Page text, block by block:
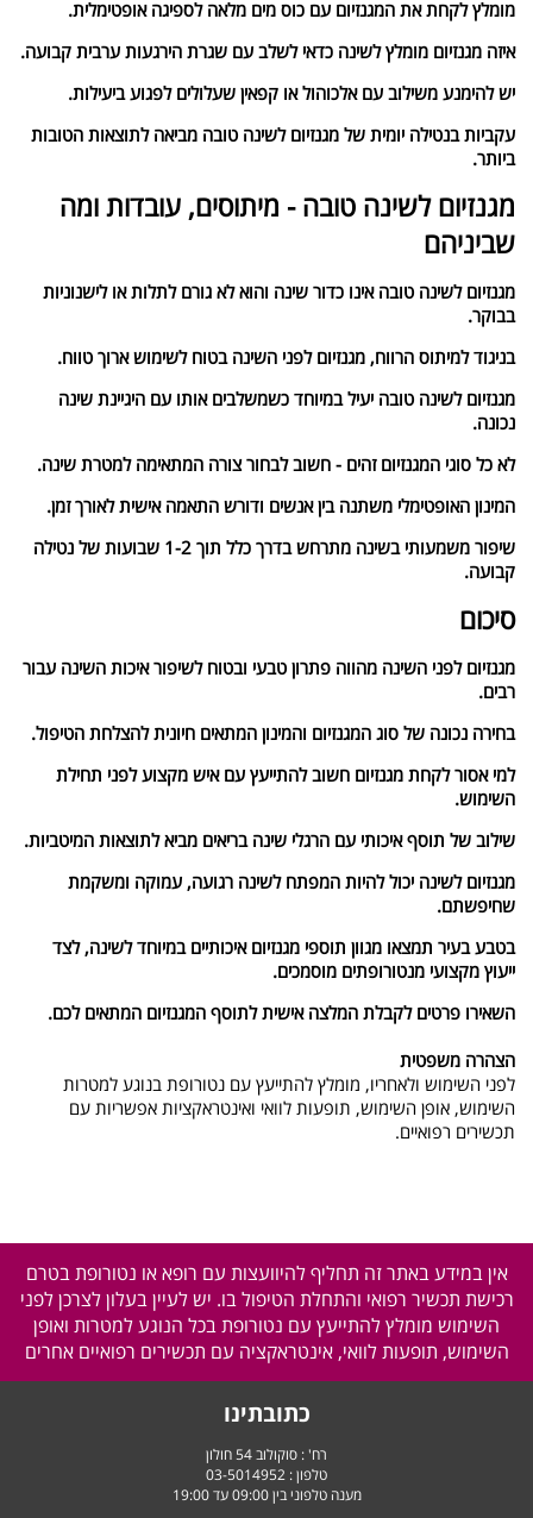
מומלץ לקחת את המגנזיום עם כוס מים מלאה לספיגה אופטימלית.
איזה מגנזיום מומלץ לשינה כדאי לשלב עם שגרת הירגעות ערבית קבועה.
יש להימנע משילוב עם אלכוהול או קפאין שעלולים לפגוע ביעילות.
עקביות בנטילה יומית של מגנזיום לשינה טובה מביאה לתוצאות הטובות
ביותר.
מגנזיום לשינה טובה - מיתוסים, עובדות ומה
שביניהם
מגנזיום לשינה טובה אינו כדור שינה והוא לא גורם לתלות או לישנוניות
בבוקר.
בניגוד למיתוס הרווח, מגנזיום לפני השינה בטוח לשימוש ארוך טווח.
מגנזיום לשינה טובה יעיל במיוחד כשמשלבים אותו עם היגיינת שינה
נכונה.
לא כל סוגי המגנזיום זהים - חשוב לבחור צורה המתאימה למטרת שינה.
המינון האופטימלי משתנה בין אנשים ודורש התאמה אישית לאורך זמן.
שיפור משמעותי בשינה מתרחש בדרך כלל תוך 1-2 שבועות של נטילה
קבועה.
סיכום
מגנזיום לפני השינה מהווה פתרון טבעי ובטוח לשיפור איכות השינה עבור
רבים.
בחירה נכונה של סוג המגנזיום והמינון המתאים חיונית להצלחת הטיפול.
למי אסור לקחת מגנזיום חשוב להתייעץ עם איש מקצוע לפני תחילת
השימוש.
שילוב של תוסף איכותי עם הרגלי שינה בריאים מביא לתוצאות המיטביות.
מגנזיום לשינה יכול להיות המפתח לשינה רגועה, עמוקה ומשקמת
שחיפשתם.
בטבע בעיר תמצאו מגוון תוספי מגנזיום איכותיים במיוחד לשינה, לצד
ייעוץ מקצועי מנטורופתים מוסמכים.
השאירו פרטים לקבלת המלצה אישית לתוסף המגנזיום המתאים לכם.
הצהרה משפטית
לפני השימוש ולאחריו, מומלץ להתייעץ עם נטורופת בנוגע למטרות
השימוש, אופן השימוש, תופעות לוואי ואינטראקציות אפשריות עם
תכשירים רפואיים.
אין במידע באתר זה תחליף להיוועצות עם רופא או נטורופת בטרם
רכישת תכשיר רפואי והתחלת הטיפול בו. יש לעיין בעלון לצרכן לפני
השימוש מומלץ להתייעץ עם נטורופת בכל הנוגע למטרות ואופן
השימוש, תופעות לוואי, אינטראקציה עם תכשירים רפואיים אחרים
כתובתינו
רח' : סוקולוב 54 חולון
טלפון : 03-5014952
מענה טלפוני בין 09:00 עד 19:00